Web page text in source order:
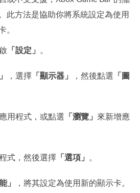
此方法是協助你將系統設定為使用
。
「設定」 。
，選擇 「顯示器」 ，然後點選 「圖
用程式，或點選 「瀏覽」 來新增應
式，然後選擇 「選項」 。
」 ，將其設定為使用新的顯示卡。